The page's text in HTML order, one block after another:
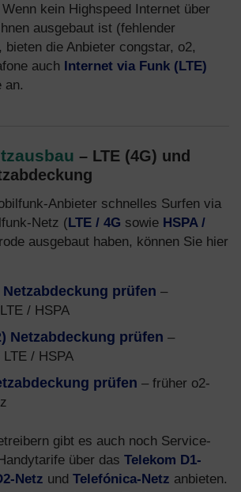
Wenn kein Highspeed Internet über
ausgebaut ist (fehlender
bieten die Anbieter congstar, o2,
auch Internet via Funk (LTE)
an.
– LTE (4G) und
Anbieter schnelles Surfen via
Netz (LTE / 4G sowie HSPA /
ausgebaut haben, können Sie hier
Netzabdeckung prüfen –
/ HSPA
Netzabdeckung prüfen –
/ HSPA
prüfen – früher o2-
gibt es auch noch Service-
über das Telekom D1-
Netz und Telefónica-Netz anbieten.